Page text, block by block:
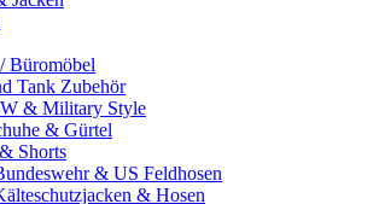
Büromöbel
Tank Zubehör
& Military Style
& Gürtel
Shorts
& US Feldhosen
& Hosen